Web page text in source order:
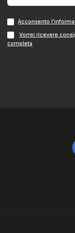
Acconsento
Vorrei ricevere
completa